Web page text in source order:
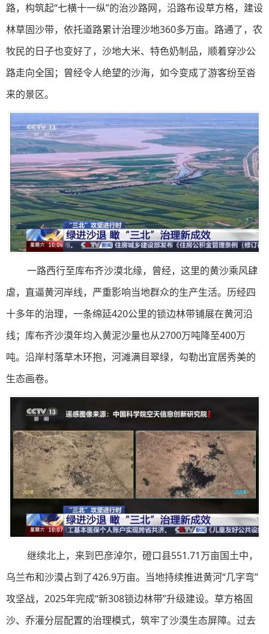
路，构筑起“七横十一纵”的治沙路网，沿路布设草方格，建设
林草固沙带，依托道路累计治理沙地360多万亩。路通了，农
牧民的日子也变好了，沙地大米、特色奶制品，顺着穿沙公
路走向全国；曾经令人绝望的沙海，如今变成了游客纷至沓
来的景区。
一路西行至库布齐沙漠北缘，曾经，这里的黄沙乘风肆
虐，直逼黄河岸线，严重影响当地群众的生产生活。历经四
十多年的治理，一条绵延420公里的锁边林带铺展在黄河沿
线；库布齐沙漠年均入黄泥沙量也从2700万吨降至400万
吨。沿岸村落草木环抱，河滩满目翠绿，勾勒出宜居秀美的
生态画卷。
继续北上，来到巴彦淖尔，磴口县551.71万亩国土中，
乌兰布和沙漠占到了426.9万亩。当地持续推进黄河“几字弯”
攻坚战，2025年完成“新308锁边林带”升级建设。草方格固
沙、乔灌分层配置的治理模式，筑牢了沙漠生态屏障。过去